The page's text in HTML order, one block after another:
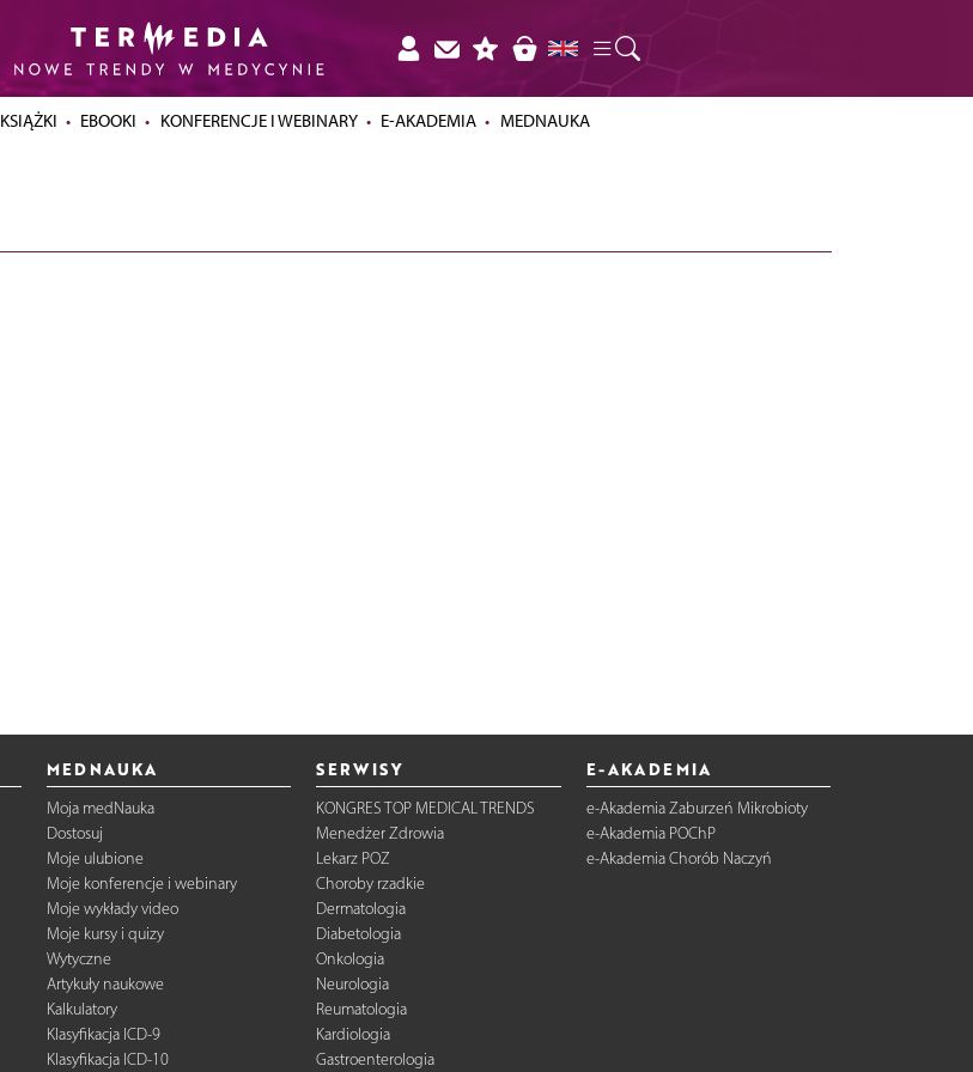
KSIĄŻKI EBOOKI KONFERENCJE I WEBINARY E-AKADEMIA MEDNAUKA
MEDNAUKA
Moja medNauka
Dostosuj
Moje ulubione
Moje konferencje i webinary
Moje wykłady video
Moje kursy i quizy
Wytyczne
Artykuły naukowe
Kalkulatory
Klasyfikacja ICD-9
Klasyfikacja ICD-10
SERWISY
KONGRES TOP MEDICAL TRENDS
Menedżer Zdrowia
Lekarz POZ
Choroby rzadkie
Dermatologia
Diabetologia
Onkologia
Neurologia
Reumatologia
Kardiologia
Gastroenterologia
E-AKADEMIA
e-Akademia Zaburzeń Mikrobioty
e-Akademia POChP
e-Akademia Chorób Naczyń